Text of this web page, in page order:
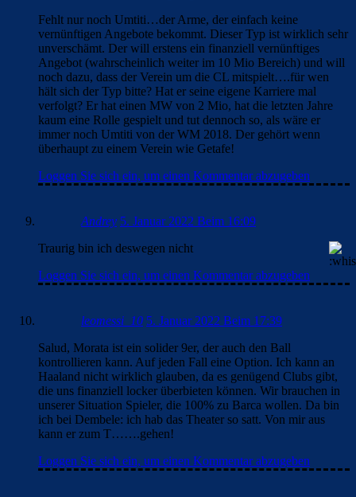
Fehlt nur noch Umtiti…der Arme, der einfach keine
vernünftigen Angebote bekommt. Dieser Typ ist wirklich sehr
unverschämt. Der will erstens ein finanziell vernünftiges
Angebot (wahrscheinlich weiter im 10 Mio Bereich) und will
noch dazu, dass der Verein um die CL mitspielt….für wen
hält sich der Typ bitte? Hat er seine eigene Karriere mal
verfolgt? Er hat einen MW von 2 Mio, hat die letzten Jahre
kaum eine Rolle gespielt und tut dennoch so, als wäre er
immer noch Umtiti von der WM 2018. Der gehört wenn
überhaupt zu einem Verein wie Getafe!
Loggen Sie sich ein, um einen Kommentar abzugeben
Andrey 5. Januar 2022 Beim 16:09
Traurig bin ich deswegen nicht
Loggen Sie sich ein, um einen Kommentar abzugeben
leomessi_10 5. Januar 2022 Beim 17:39
Salud, Morata ist ein solider 9er, der auch den Ball
kontrollieren kann. Auf jeden Fall eine Option. Ich kann an
Haaland nicht wirklich glauben, da es genügend Clubs gibt,
die uns finanziell locker überbieten können. Wir brauchen in
unserer Situation Spieler, die 100% zu Barca wollen. Da bin
ich bei Dembele: ich hab das Theater so satt. Von mir aus
kann er zum T…….gehen!
Loggen Sie sich ein, um einen Kommentar abzugeben